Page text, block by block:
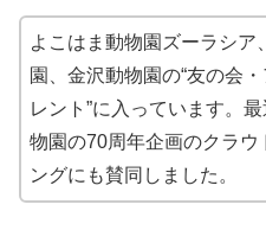
よこはま動物園ズーラシア
園、金沢動物園の“友の会
レント”に入っています。
物園の70周年企画のクラウ
ングにも賛同しました。